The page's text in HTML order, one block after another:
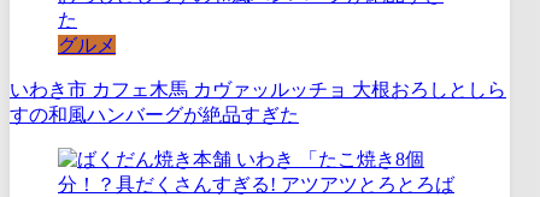
グルメ
いわき市 カフェ木馬 カヴァッルッチョ 大根おろしとしら
すの和風ハンバーグが絶品すぎた